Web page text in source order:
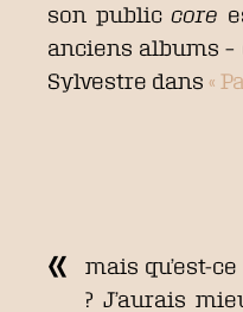
son publiccore
anciens albums
Sylvestre dans «
mais qu’est-
? J’aurais